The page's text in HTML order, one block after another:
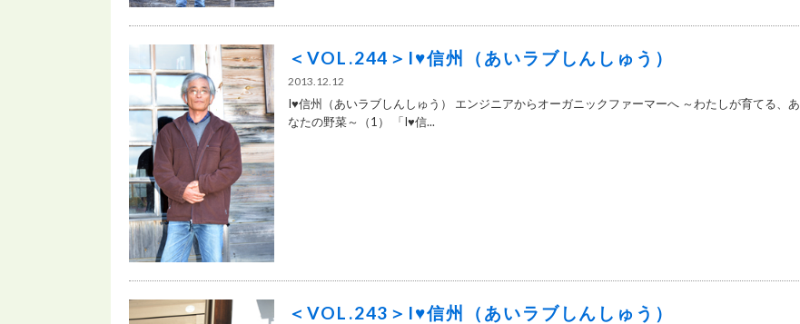
＜VOL.244＞I♥信州（あいラブしんしゅう）
2013.12.12
I♥信州（あいラブしんしゅう） エンジニアからオーガニックファーマーへ ～わたしが育てる、あ
なたの野菜～（1） 「I♥信...
＜VOL.243＞I♥信州（あいラブしんしゅう）